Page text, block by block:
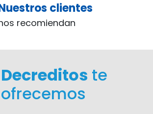
clientes
recomiendan
Decreditos te
ofrecemos